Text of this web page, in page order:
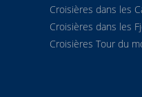
Croisières dans les
Croisières dans les
Croisières Tour du